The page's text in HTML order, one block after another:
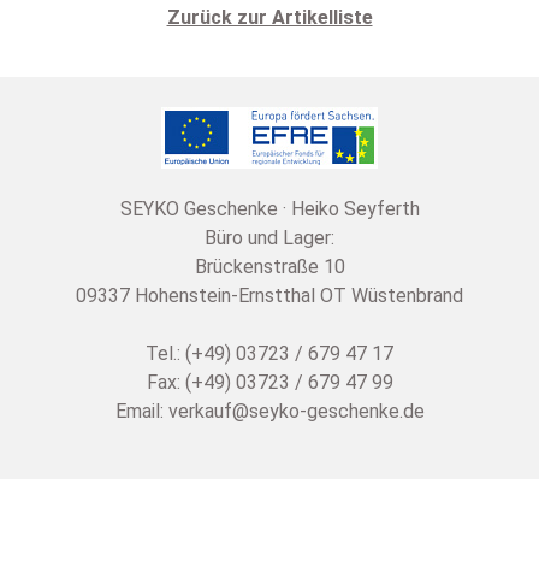
Zurück zur Artikelliste
SEYKO Geschenke · Heiko Seyferth
Büro und Lager:
Brückenstraße 10
09337 Hohenstein-Ernstthal OT Wüstenbrand
Tel.: (+49) 03723 / 679 47 17
Fax: (+49) 03723 / 679 47 99
Email: verkauf@seyko-geschenke.de